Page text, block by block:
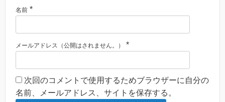
名前 *
メールアドレス（公開はされません。） *
次回のコメントで使用するためブラウザーに自分の
名前、メールアドレス、サイトを保存する。